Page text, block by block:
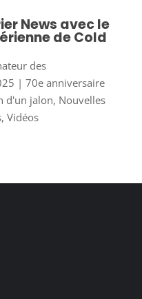
News avec le
de Cold
des
| 70e anniversaire
d'un jalon, Nouvelles
, Vidéos